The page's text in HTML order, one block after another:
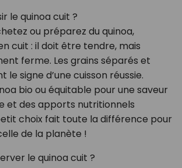
le quinoa cuit ?
ou préparez du quinoa,
cuit : il doit être tendre, mais
ferme. Les grains séparés et
le signe d’une cuisson réussie.
bio ou équitable pour une saveur
et des apports nutritionnels
choix fait toute la différence pour
de la planète !
le quinoa cuit ?